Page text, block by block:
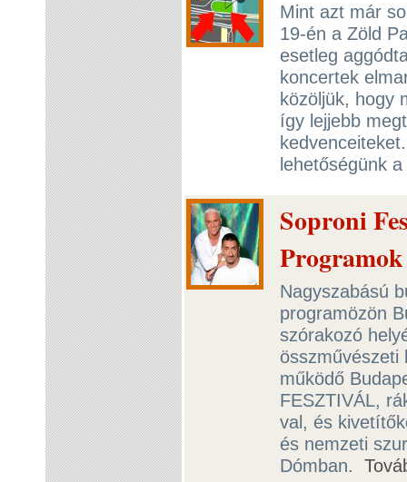
Mint azt már
19-én a Zöld
esetleg
koncertek
közöljük, hogy
így lejjebb
lehetőségünk
Soproni
Nagyszabású
programözön
szórakozó
összművészeti
működő
FESZTIVÁL,
val, és
és nemzeti
Dómban.